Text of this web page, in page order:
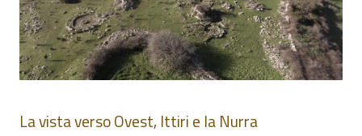
La vista verso Ovest, Ittiri e la Nurra